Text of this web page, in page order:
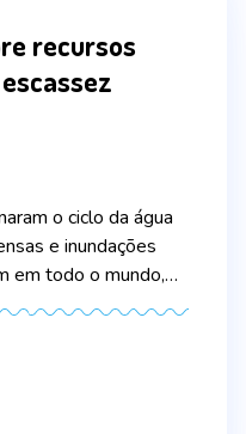
recursos
o ciclo da água
e inundações
em todo o mundo,
Estas são
lançado hoje
Mundial (OMM).